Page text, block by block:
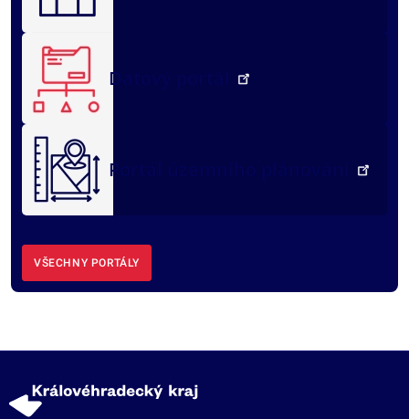
Datový portál
Portál územního plánování
VŠECHNY PORTÁLY